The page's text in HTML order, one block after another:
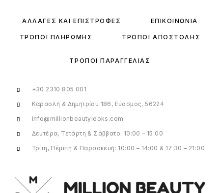
ΑΛΛΑΓΈΣ ΚΑΙ ΕΠΙΣΤΡΟΦΈΣ ΕΠΙΚΟΙΝΩΝΊΑ
ΤΡΌΠΟΙ ΠΛΗΡΩΜΉΣ ΤΡΌΠΟΙ ΑΠΟΣΤΟΛΉΣ
ΤΡΌΠΟΙ ΠΑΡΑΓΓΕΛΊΑΣ
+30 2310 805 001
Καραολή & Δημητρίου 186, Εύοσμος, 56224
info@millionbeautylooks.com
Δευτέρα, Τετάρτη & Σάββατο: 10:00 – 15:00
Τρίτη, Πέμπτη & Παρασκευή: 10:00 – 14:00 & 17:30 – 21:00